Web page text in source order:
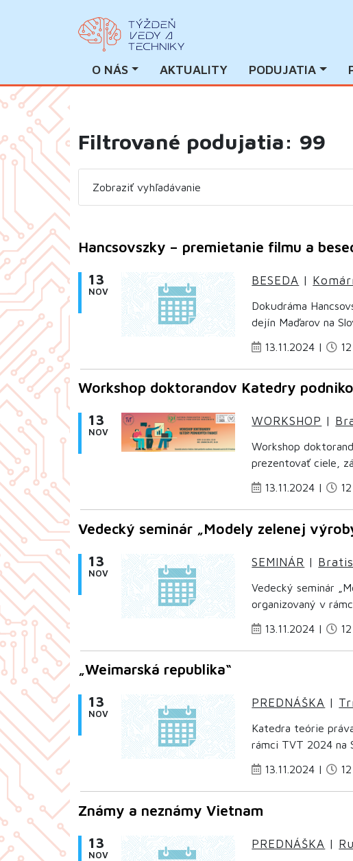
O NÁS AKTUALITY PODUJATIA
Filtrované podujatia: 99
Zobraziť vyhľadávanie
Hancsovszky – premietanie filmu a
13
NOV
BESEDA |
Dokudráma
dejín Maďarov na
13.11.2024 |
Workshop doktorandov Katedry
13
NOV
WORKSHOP |
Workshop
prezentovať ciele,
13.11.2024 |
Vedecký seminár „Modely zelenej
13
NOV
SEMINÁR |
Vedecký seminár
organizovaný v
13.11.2024 |
„Weimarská republika“
13
NOV
PREDNÁŠKA |
Katedra teórie
rámci TVT 2024 na
13.11.2024 |
Známy a neznámy Vietnam
13
NOV
PREDNÁŠKA |